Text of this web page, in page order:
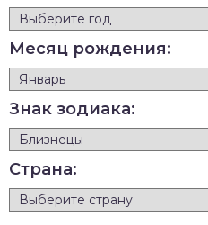
Месяц рождения:
Знак зодиака:
Страна: